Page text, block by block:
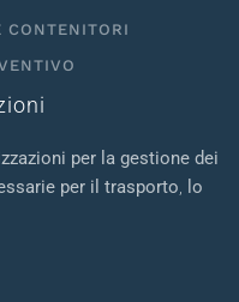
CONTENITORI
per la gestione dei
per il trasporto, lo